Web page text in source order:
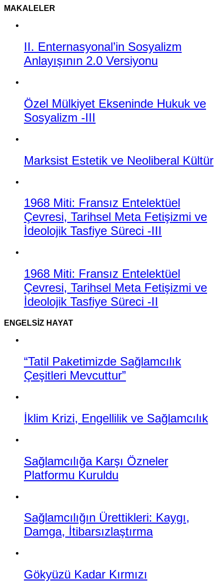
MAKALELER
II. Enternasyonal’in Sosyalizm
Anlayışının 2.0 Versiyonu
Özel Mülkiyet Ekseninde Hukuk ve
Sosyalizm -III
Marksist Estetik ve Neoliberal Kültür
1968 Miti: Fransız Entelektüel
Çevresi, Tarihsel Meta Fetişizmi ve
İdeolojik Tasfiye Süreci -III
1968 Miti: Fransız Entelektüel
Çevresi, Tarihsel Meta Fetişizmi ve
İdeolojik Tasfiye Süreci -II
ENGELSIZ HAYAT
“Tatil Paketimizde Sağlamcılık
Çeşitleri Mevcuttur”
İklim Krizi, Engellilik ve Sağlamcılık
Sağlamcılığa Karşı Özneler
Platformu Kuruldu
Sağlamcılığın Ürettikleri: Kaygı,
Damga, İtibarsızlaştırma
Gökyüzü Kadar Kırmızı